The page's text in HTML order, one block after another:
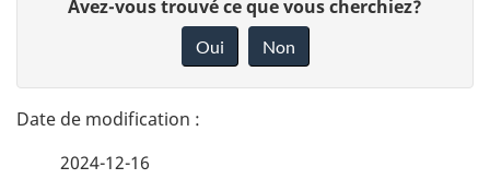
t
a
n
Avez-vous trouvé ce que vous cherchiez?
Oui Non
2024-12-16